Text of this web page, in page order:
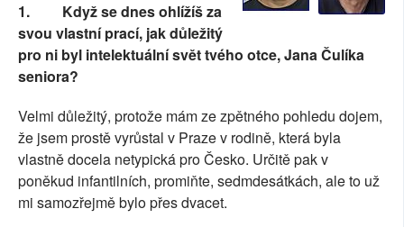
1.
Když se dnes ohlížíš za
svou vlastní prací, jak důležitý
pro ni byl intelektuální svět tvého otce, Jana Čulíka
seniora?
Velmi důležitý, protože mám ze zpětného pohledu dojem,
že jsem prostě vyrůstal v Praze v rodině, která byla
vlastně docela netypická pro Česko. Určitě pak v
poněkud infantilních, promiňte, sedmdesátkách, ale to už
mi samozřejmě bylo přes dvacet.